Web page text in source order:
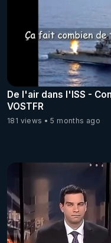
De l'air dans l'ISS -
VOSTFR
181 views 5 months ago